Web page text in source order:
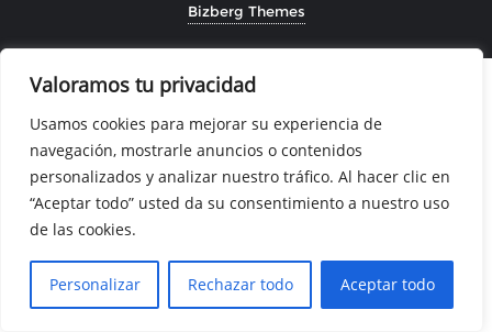
Valoramos tu privacidad
Usamos cookies para mejorar su experiencia de
navegación, mostrarle anuncios o contenidos
personalizados y analizar nuestro tráfico. Al hacer clic en
“Aceptar todo” usted da su consentimiento a nuestro uso
de las cookies.
Personalizar Rechazar todo Aceptar todo
Bizberg Themes